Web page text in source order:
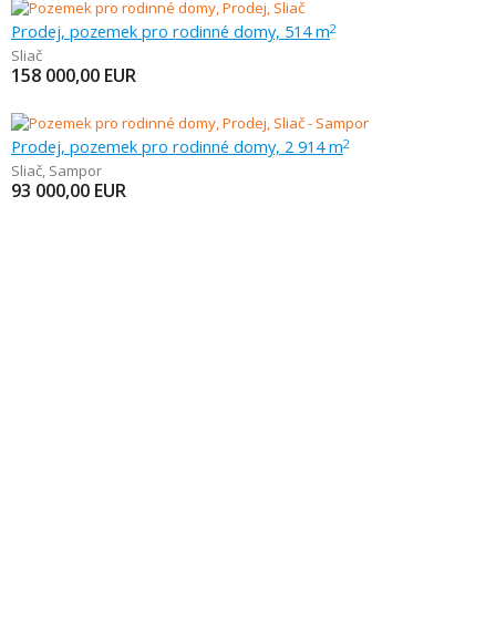
Prodej, pozemek pro rodinné domy, 514 m2
Sliač
158 000,00 EUR
Prodej, pozemek pro rodinné domy, 2 914 m2
Sliač, Sampor
93 000,00 EUR